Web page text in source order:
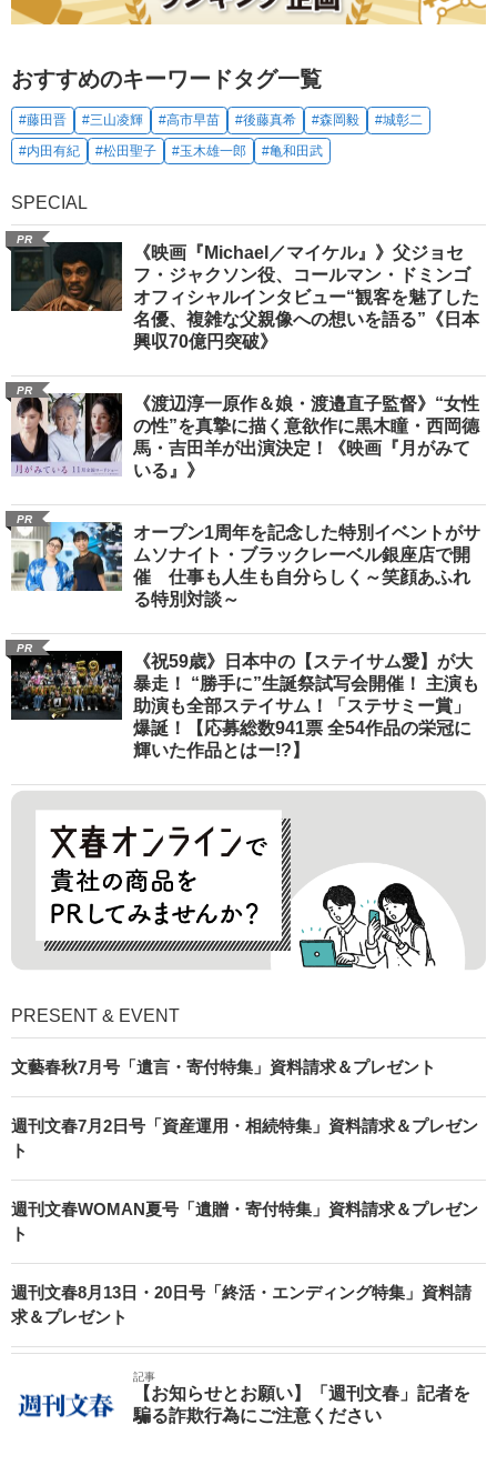
おすすめのキーワードタグ一覧
#藤田晋 #三山凌輝 #高市早苗 #後藤真希 #森岡毅
#城彰二
#内田有紀
#松田聖子 #玉木雄一郎 #亀和田武
SPECIAL
PR
《映画『Michael／マイケル』》父ジョセ
フ・ジャクソン役、コールマン・ドミンゴ
オフィシャルインタビュー“観客を魅了した
名優、複雑な父親像への想いを語る”《日本
興収70億円突破》
PR
《渡辺淳一原作＆娘・渡邉直子監督》“女性
の性”を真摯に描く意欲作に黒木瞳・西岡德
馬・吉田羊が出演決定！《映画『月がみて
いる』》
PR
オープン1周年を記念した特別イベントがサ
ムソナイト・ブラックレーベル銀座店で開
催 仕事も人生も自分らしく～笑顔あふれ
る特別対談～
PR
《祝59歳》日本中の【ステイサム愛】が大
暴走！ “勝手に”生誕祭試写会開催！ 主演も
助演も全部ステイサム！「ステサミー賞」
爆誕！【応募総数941票 全54作品の栄冠に
輝いた作品とはー!?】
PRESENT & EVENT
文藝春秋7月号「遺言・寄付特集」資料請求＆プレゼント
週刊文春7月2日号「資産運用・相続特集」資料請求＆プレゼン
ト
週刊文春WOMAN夏号「遺贈・寄付特集」資料請求＆プレゼン
ト
週刊文春8月13日・20日号「終活・エンディング特集」資料請
求＆プレゼント
記事
【お知らせとお願い】「週刊文春」記者を
騙る詐欺行為にご注意ください